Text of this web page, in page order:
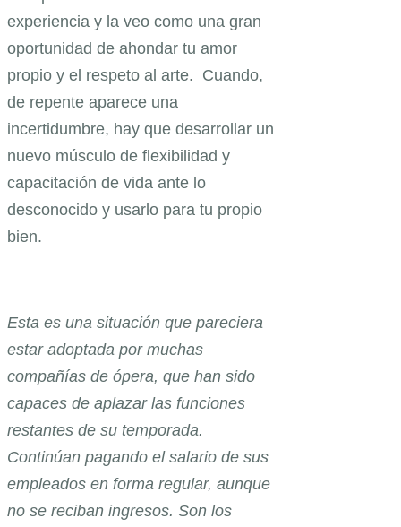
experiencia y la veo como una gran
oportunidad de ahondar tu amor
propio y el respeto al arte. Cuando,
de repente aparece una
incertidumbre, hay que desarrollar un
nuevo músculo de flexibilidad y
capacitación de vida ante lo
desconocido y usarlo para tu propio
bien.
Esta es una situación que pareciera
estar adoptada por muchas
compañías de ópera, que han sido
capaces de aplazar las funciones
restantes de su temporada.
Continúan pagando el salario de sus
empleados en forma regular, aunque
no se reciban ingresos. Son los